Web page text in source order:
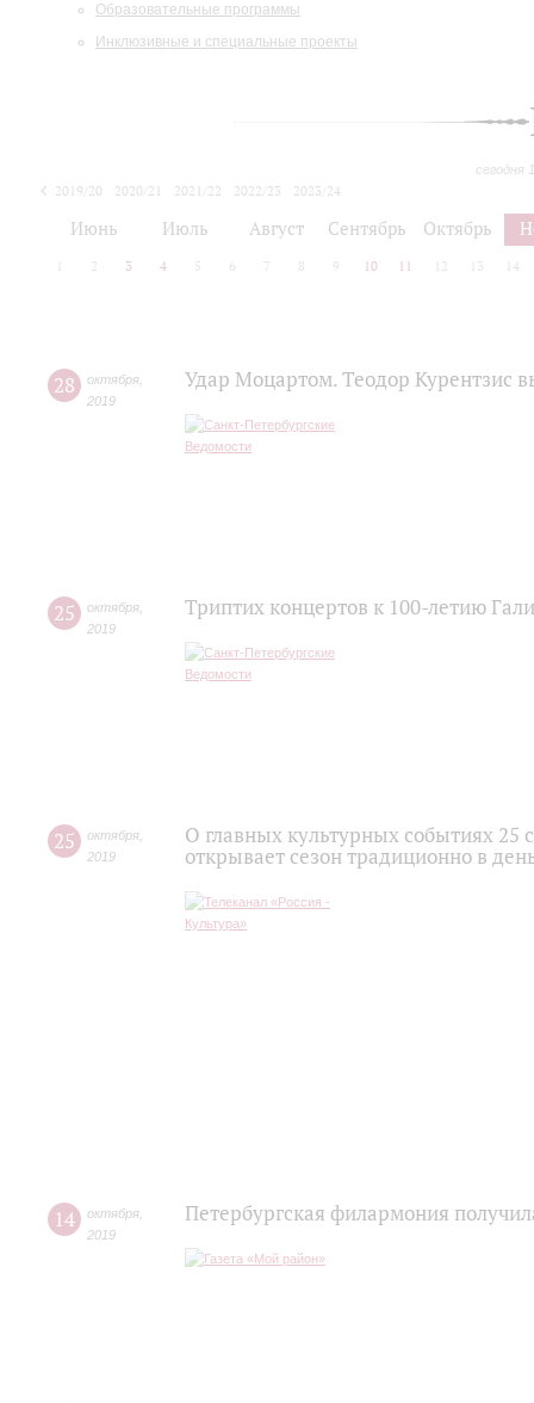
Образовательные программы
Инклюзивные и специальные проекты
сегодня
2019/20 2020/21 2021/22 2022/23
2023/24
Июнь Июль Август Сентябрь Октябрь
2 3 4 5 6 7 8 9 10 11 12 13 14
28 октября
2019
Удар Моцартом. Теодор Курентзис
25 октября
2019
Триптих концертов к 100-летию
25 октября
2019
О главных культурных событиях 25
открывает сезон традиционно в
14 октября
2019
Петербургская филармония